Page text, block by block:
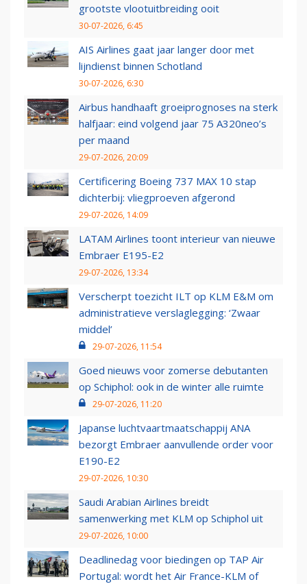
grootste vlootuitbreiding ooit
30-07-2026, 6:45
AIS Airlines gaat jaar langer door met
lijndienst binnen Schotland
30-07-2026, 6:30
Airbus handhaaft groeiprognoses na sterk
halfjaar: eind volgend jaar 75 A320neo’s
per maand
29-07-2026, 20:09
Certificering Boeing 737 MAX 10 stap
dichterbij: vliegproeven afgerond
29-07-2026, 14:09
LATAM Airlines toont interieur van nieuwe
Embraer E195-E2
29-07-2026, 13:34
Verscherpt toezicht ILT op KLM E&M om
administratieve verslaglegging: ‘Zwaar
middel’
29-07-2026, 11:54
Goed nieuws voor zomerse debutanten
op Schiphol: ook in de winter alle ruimte
29-07-2026, 11:20
Japanse luchtvaartmaatschappij ANA
bezorgt Embraer aanvullende order voor
E190-E2
29-07-2026, 10:30
Saudi Arabian Airlines breidt
samenwerking met KLM op Schiphol uit
29-07-2026, 10:00
Deadlinedag voor biedingen op TAP Air
Portugal: wordt het Air France-KLM of